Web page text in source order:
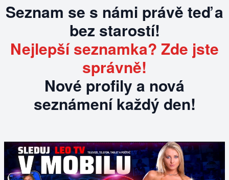
Seznam se s námi právě teď a
bez starostí!
Nejlepší seznamka? Zde jste
správně!
Nové profily a nová
seznámení každý den!